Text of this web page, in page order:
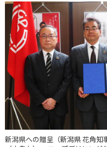
新潟県への贈呈（新潟県 花角知